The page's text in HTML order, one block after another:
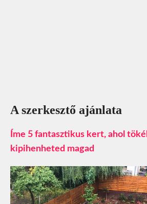
A szerkesztő ajánlata
Íme 5 fantasztikus kert, ahol
kipihenheted magad